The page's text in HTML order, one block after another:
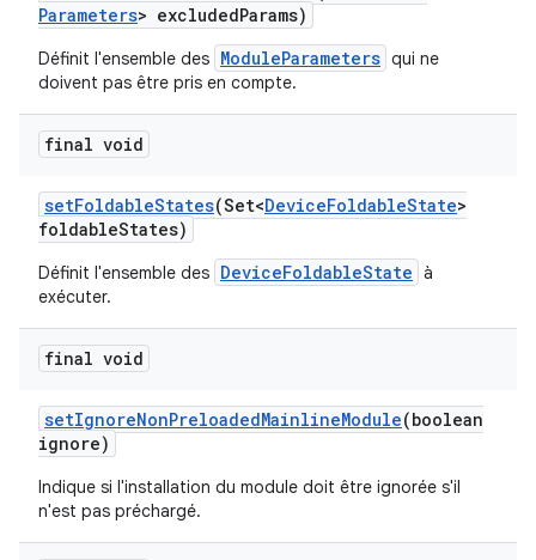
Parameters> excludedParams)
Définit l'ensemble des ModuleParameters qui ne
doivent pas être pris en compte.
final void
setFoldableStates(Set<DeviceFoldableState>
foldableStates)
Définit l'ensemble des DeviceFoldableState à
exécuter.
final void
setIgnoreNonPreloadedMainlineModule(boolean
ignore)
Indique si l'installation du module doit être ignorée s'il
n'est pas préchargé.